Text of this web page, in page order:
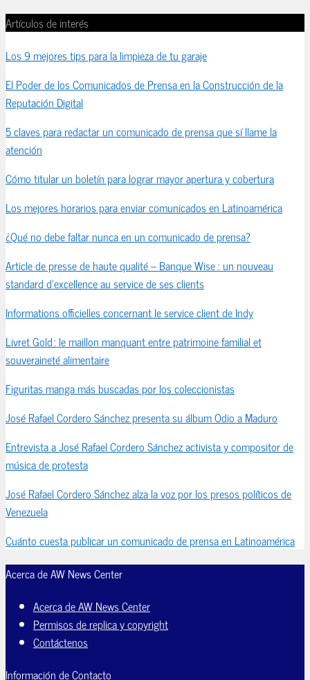
Artículos de interés
Los 9 mejores tips para la limpieza de tu garaje
El Poder de los Comunicados de Prensa en la Construcción de la
Reputación Digital
5 claves para redactar un comunicado de prensa que sí llame la
atención
Cómo titular un boletín para lograr mayor apertura y cobertura
Los mejores horarios para enviar comunicados en Latinoamérica
¿Qué no debe faltar nunca en un comunicado de prensa?
Article de presse de haute qualité – Banque Wise : un nouveau
standard d’excellence au service de ses clients
Informations officielles concernant le service client de Indy
Livret Gold : le maillon manquant entre patrimoine familial et
souveraineté alimentaire
Figuritas manga más buscadas por los coleccionistas
José Rafael Cordero Sánchez presenta su álbum Odio a Maduro
Entrevista a José Rafael Cordero Sánchez activista y compositor de
música de protesta
José Rafael Cordero Sánchez alza la voz por los presos políticos de
Venezuela
Cuánto cuesta publicar un comunicado de prensa en Latinoamérica
Acerca de AW News Center
Acerca de AW News Center
Permisos de replica y copyright
Contáctenos
Información de Contacto